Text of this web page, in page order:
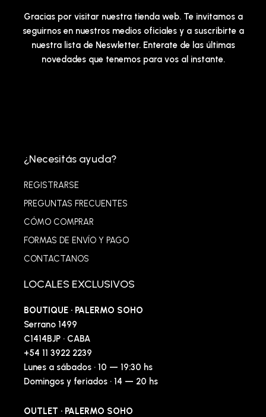
Gracias por visitar nuestra tienda web. Te invitamos a
seguirnos en nuestros medios oficiales y a suscribirte a
nuestra lista de Neswletter. Enterate de las últimas
novedades que tenemos para vos al instante.
¿Necesitás ayuda?
REGISTRARSE
PREGUNTAS FRECUENTES
CÓMO COMPRAR
FORMAS DE ENVÍO Y PAGO
CONTACTANOS
LOCALES EXCLUSIVOS
BOUTIQUE · PALERMO SOHO
Serrano 1499
C1414BJP · CABA
+54 11 3922 2239
Lunes a sábados · 10 — 19:30 hs
Domingos y feriados · 14 — 20 hs
OUTLET · PALERMO SOHO